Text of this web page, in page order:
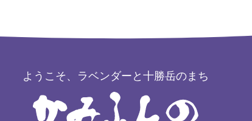
ようこそ、ラベンダーと十勝岳のまち